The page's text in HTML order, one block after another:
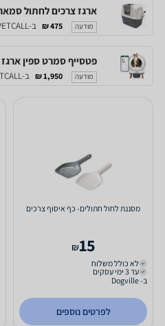
מודעה 475 ₪ ב-PETCALL
מודעה 1,950 ₪ ב-PETCALL
מסננת לחול חתולים- כף איסוף צרכים
15
₪
לא כולל משלוח
עד 3 ימי עסקים
ב- Dogville
לפרטים נוספים